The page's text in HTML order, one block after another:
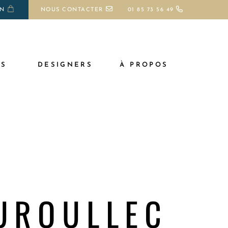
NOUS CONTACTER 01 85 73 56 49
DESIGNERS À PROPOS